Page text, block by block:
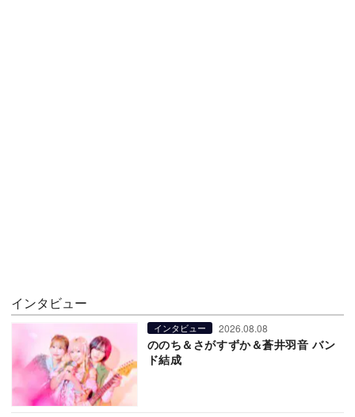
インタビュー
インタビュー 2026.08.08
ののち＆さがすずか＆蒼井羽音 バン
ド結成